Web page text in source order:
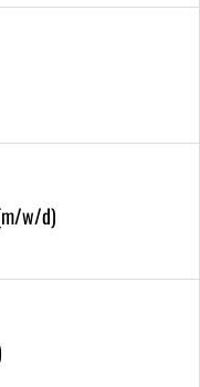
w/d)